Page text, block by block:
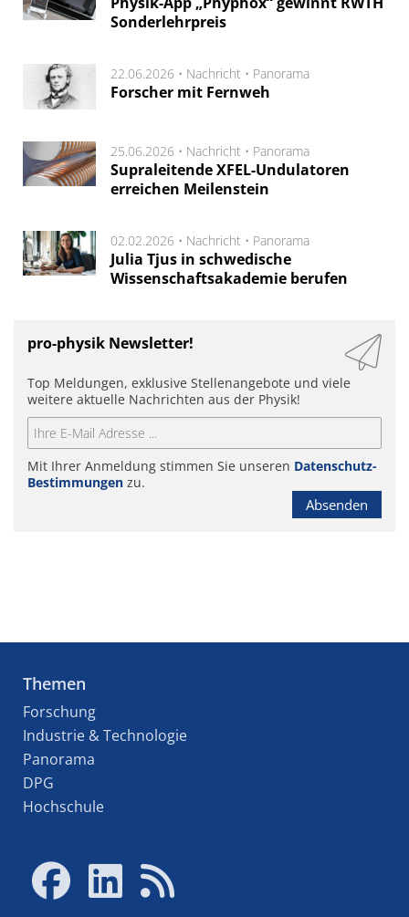
Sonderlehrpreis
22.06.2026 • Nachricht • Panorama
Forscher mit Fernweh
25.06.2026 • Nachricht • Panorama
Supraleitende XFEL-Undulatoren
erreichen Meilenstein
02.02.2026 • Nachricht • Panorama
Julia Tjus in schwedische
Wissenschaftsakademie berufen
pro-physik Newsletter!
Top Meldungen, exklusive Stellenangebote und viele
weitere aktuelle Nachrichten aus der Physik!
Mit Ihrer Anmeldung stimmen Sie unseren Datenschutz-
Bestimmungen zu.
Absenden
Themen
Forschung
Industrie & Technologie
Panorama
DPG
Hochschule